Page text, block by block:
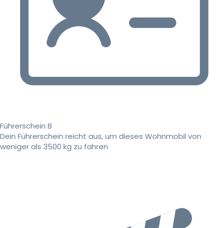
Führerschein B
Dein Führerschein reicht aus, um dieses Wohnmobil von
weniger als 3500 kg zu fahren